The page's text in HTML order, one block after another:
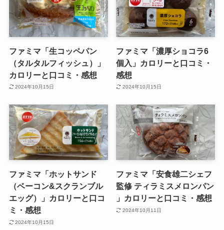
ファミマ「生コッペパン
（タルタルフィッシュ）」
カロリーと口コミ・感想
2024年10月15日
ファミマ「濃厚ショコラ6
個入」カロリーと口コミ・
感想
2024年10月15日
ファミマ「ホットサンド
（ベーコン&スクランブル
エッグ）」カロリーと口コ
ミ・感想
2024年10月15日
ファミマ「安食雄二シェフ
監修 ティラミスメロンパン
」カロリーと口コミ・感想
2024年10月11日